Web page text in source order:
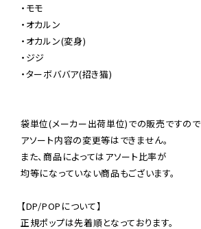
・モモ
・オカルン
・オカルン(変身)
・ジジ
・ターボババア(招き猫)
袋単位(メーカー出荷単位)での販売ですので
アソート内容の変更等はできません。
また、商品によってはアソート比率が
均等になっていない商品もございます。
【DP/POPについて】
正規ポップは先着順となっております。